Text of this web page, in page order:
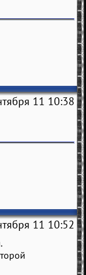
11 10:38
11 10:52